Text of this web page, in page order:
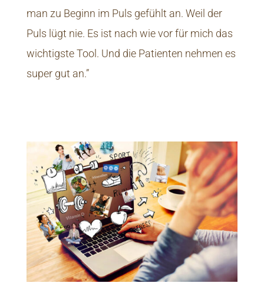
man zu Beginn im Puls gefühlt an. Weil der
Puls lügt nie. Es ist nach wie vor für mich das
wichtigste Tool. Und die Patienten nehmen es
super gut an.”